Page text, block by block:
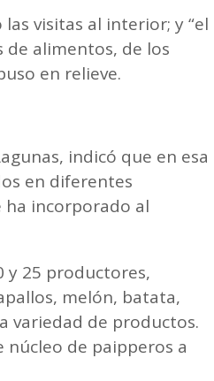
visitas al interior; y “el
de alimentos, de los
en relieve.
indicó que en esa
en diferentes
ha incorporado al
y 25 productores,
melón, batata,
variedad de productos.
núcleo de paipperos a